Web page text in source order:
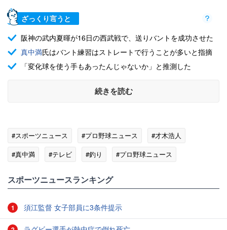
ざっくり言うと
阪神の武内夏暉が16日の西武戦で、送りバントを成功させた
真中満氏はバント練習はストレートで行うことが多いと指摘
「変化球を使う手もあったんじゃないか」と推測した
続きを読む
#スポーツニュース #プロ野球ニュース
#才木浩人
#真中満
#テレビ #釣り
#プロ野球ニュース
スポーツニュースランキング
1 須江監督 女子部員に3条件提示